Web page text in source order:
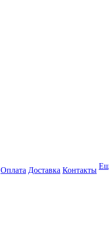
Оплата Доставка Контакты